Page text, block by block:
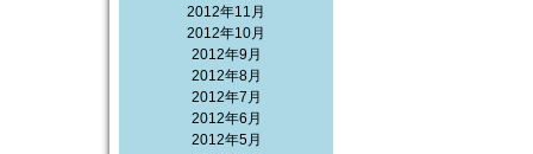
2012年11月
2012年10月
2012年9月
2012年8月
2012年7月
2012年6月
2012年5月